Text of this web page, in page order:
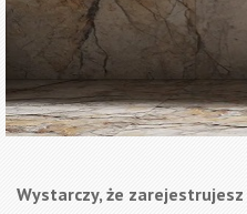
Wystarczy, że